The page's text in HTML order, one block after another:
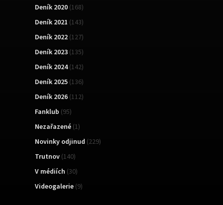
Deník 2020 (168)
Deník 2021 (143)
Deník 2022 (127)
Deník 2023 (135)
Deník 2024(142)
Deník 2025 (136)
Deník 2026 (112)
Fanklub (95)
Nezařazené (1)
Novinky odjinud (229)
Trutnov (140)
V médiích (30)
Videogalerie (9)